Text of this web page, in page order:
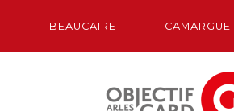
BEAUCAIRE CAMARGUE